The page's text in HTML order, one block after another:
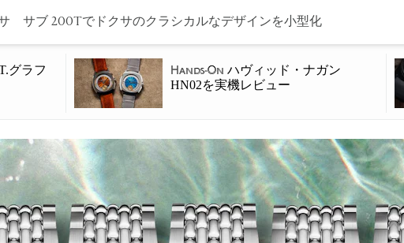
サブ 200Tでドクサのクラシカルなデザインを小型化
グラフ
Hands-On ハヴィッド・ナガン
HN02を実機レビュー